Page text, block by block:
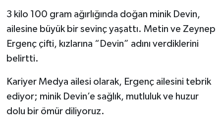
3 kilo 100 gram ağırlığında doğan minik Devin,
ailesine büyük bir sevinç yaşattı. Metin ve Zeynep
Ergenç çifti, kızlarına “Devin” adını verdiklerini
belirtti.
Kariyer Medya ailesi olarak, Ergenç ailesini tebrik
ediyor; minik Devin’e sağlık, mutluluk ve huzur
dolu bir ömür diliyoruz.